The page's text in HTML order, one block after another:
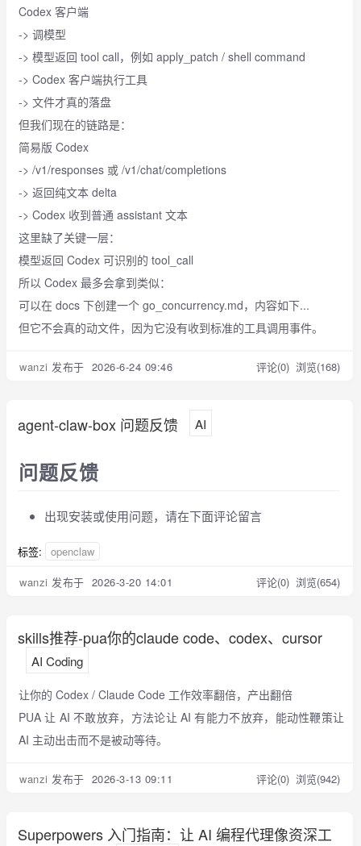
Codex 客户端
-> 调模型
-> 模型返回 tool call，例如 apply_patch / shell command
-> Codex 客户端执行工具
-> 文件才真的落盘
但我们现在的链路是：
简易版 Codex
-> /v1/responses 或 /v1/chat/completions
-> 返回纯文本 delta
-> Codex 收到普通 assistant 文本
这里缺了关键一层：
模型返回 Codex 可识别的 tool_call
所以 Codex 最多会拿到类似：
可以在 docs 下创建一个 go_concurrency.md，内容如下...
但它不会真的动文件，因为它没有收到标准的工具调用事件。
wanzi 发布于 2026-6-24 09:46 评论(0) 浏览(168)
agent-claw-box 问题反馈 AI
问题反馈
出现安装或使用问题，请在下面评论留言
标签:
openclaw
wanzi 发布于 2026-3-20 14:01 评论(0) 浏览(654)
skills推荐-pua你的claude code、codex、cursor
AI Coding
让你的 Codex / Claude Code 工作效率翻倍，产出翻倍
PUA 让 AI 不敢放弃，方法论让 AI 有能力不放弃，能动性鞭策让
AI 主动出击而不是被动等待。
wanzi 发布于 2026-3-13 09:11 评论(0) 浏览(942)
Superpowers 入门指南：让 AI 编程代理像资深工